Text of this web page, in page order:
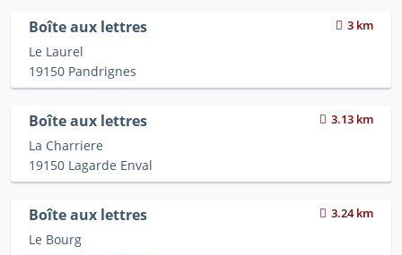
Boîte aux lettres 3 km
Le Laurel
19150 Pandrignes
Boîte aux lettres 3.13 km
La Charriere
19150 Lagarde Enval
Boîte aux lettres 3.24 km
Le Bourg